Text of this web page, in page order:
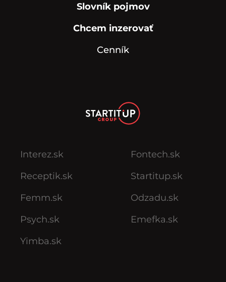
Slovník pojmov
Chcem inzerovať
Cenník
Interez.sk
Receptik.sk
Femm.sk
Psych.sk
Yimba.sk
Fontech.sk
Startitup.sk
Odzadu.sk
Emefka.sk